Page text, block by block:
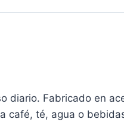
diario. Fabricado en
café, té, agua o